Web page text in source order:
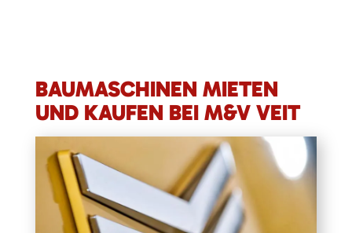
BAUMASCHINEN MIETEN
UND KAUFEN BEI M&V VEIT